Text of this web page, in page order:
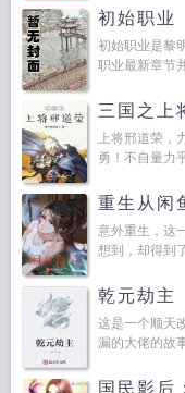
初始职业
初始职业是黎
职业最新章节
三国之上
上将邢道荣
勇！不自量力
重生从闲
意外重生，这
想到，却得到
乾元劫主
这是一个顺天
漏的大佬的故
国民影后